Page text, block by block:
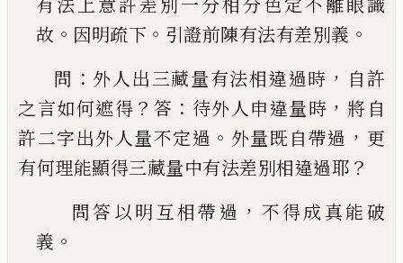
有法上意許差別一分相分色定不離眼識
故 。 因明疏下 。 引證前陳有法有差別義 。
問 ： 外人出三藏量有法相違過時 ， 自許
之言如何遮得 ？ 答 ： 待外人申違量時 ， 將自
許二字出外人量不定過 。 外量既自帶過 ， 更
有何理能顯得三藏量中有法差別相違過耶 ？
問答以明互相帶過 ， 不得成真能破
義 。